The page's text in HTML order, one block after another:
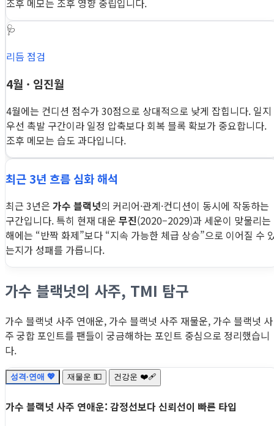
조후 메모는 조후 영향 중립입니다.
🩺
리듬 점검
4월 · 임진월
4월에는 컨디션 점수가 30점으로 상대적으로 낮게 잡힙니다. 일지
우선 촉발 구간이라 일정 압축보다 회복 블록 확보가 중요합니다.
조후 메모는 습도 과다입니다.
최근 3년 흐름 심화 해석
최근 3년은 가수 블랙넛의 커리어·관계·컨디션이 동시에 작동하는
구간입니다. 특히 현재 대운 무진(2020–2029)과 세운이 맞물리는
해에는 “반짝 화제”보다 “지속 가능한 체급 상승”으로 이어질 수
는지가 성패를 가릅니다.
가수 블랙넛의 사주, TMI 탐구
가수 블랙넛 사주 연애운, 가수 블랙넛 사주 재물운, 가수 블랙넛 사
주 궁합 포인트를 팬들이 궁금해하는 포인트 중심으로 정리했습니
다.
성격·연애 💖 재물운 💵 건강운 ❤️‍🩹
가수 블랙넛 사주 연애운: 감정선보다 신뢰선이 빠른 타입